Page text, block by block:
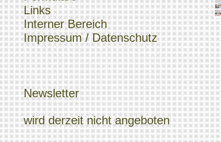
Links
Interner Bereich
Impressum / Datenschutz
Newsletter
wird derzeit nicht angeboten